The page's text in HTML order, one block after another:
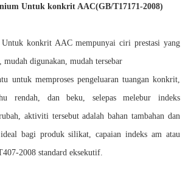
Untuk konkrit AAC(GB/T17171-2008)
konkrit AAC mempunyai ciri prestasi yang
digunakan, mudah tersebar
untuk memproses pengeluaran tuangan konkrit,
rendah, dan beku, selepas melebur indeks
aktiviti tersebut adalah bahan tambahan dan
bagi produk silikat, capaian indeks am atau
2008 standard eksekutif.